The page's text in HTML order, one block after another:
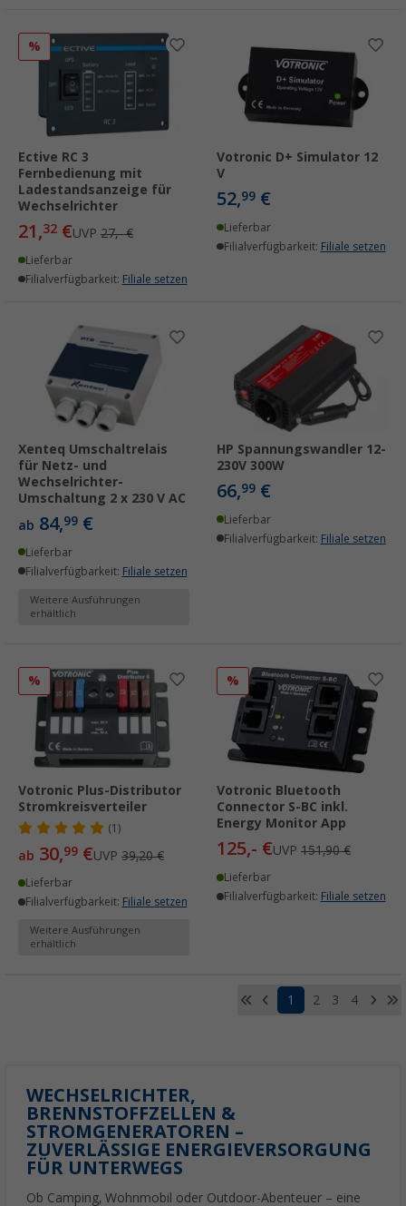
%
Ective RC 3
Fernbedienung mit
Ladestandsanzeige für
Wechselrichter
21,32 €UVP 27,- €
Lieferbar
Filialverfügbarkeit: Filiale setzen
Votronic D+ Simulator 12
V
52,99 €
Lieferbar
Filialverfügbarkeit: Filiale setzen
Xenteq Umschaltrelais
für Netz- und
Wechselrichter-
Umschaltung 2 x 230 V AC
ab 84,99 €
Lieferbar
Filialverfügbarkeit: Filiale setzen
Weitere Ausführungen
erhältlich
HP Spannungswandler 12-
230V 300W
66,99 €
Lieferbar
Filialverfügbarkeit: Filiale setzen
%
Votronic Plus-Distributor
Stromkreisverteiler
(1)
ab 30,99 €UVP 39,20 €
Lieferbar
Filialverfügbarkeit: Filiale setzen
Weitere Ausführungen
erhältlich
%
Votronic Bluetooth
Connector S-BC inkl.
Energy Monitor App
125,- €UVP 151,90 €
Lieferbar
Filialverfügbarkeit: Filiale setzen
1 2 3 4
WECHSELRICHTER,
BRENNSTOFFZELLEN &
STROMGENERATOREN –
ZUVERLÄSSIGE ENERGIEVERSORGUNG
FÜR UNTERWEGS
Ob Camping, Wohnmobil oder Outdoor-Abenteuer – eine